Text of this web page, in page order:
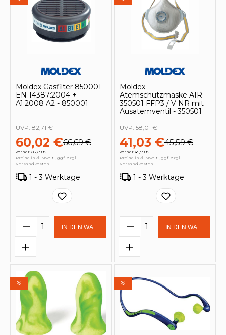
Moldex Gasfilter 850001
EN 14387:2004 +
A1:2008 A2 - 850001
60,02 €66,69 €
vorher 66,69 €
UVP: 82,71 €
Preise inkl. MwSt., ggf. zzgl.
Versandkosten
1 - 3 Werktage
Produkt Anzahl: Gib den
IN DEN WARENKORB
Moldex
Atemschutzmaske AIR
350501 FFP3 / V NR mit
Ausatemventil - 350501
41,03 €45,59 €
vorher 45,59 €
UVP: 58,01 €
Preise inkl. MwSt., ggf. zzgl.
Versandkosten
1 - 3 Werktage
Produkt Anzahl:
IN DEN
% %